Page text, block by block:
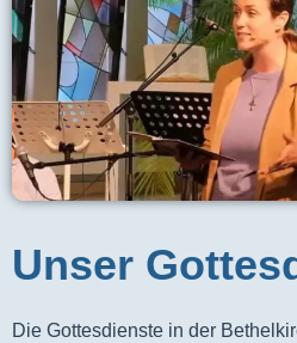
Unser
Die Gottesdienste in der